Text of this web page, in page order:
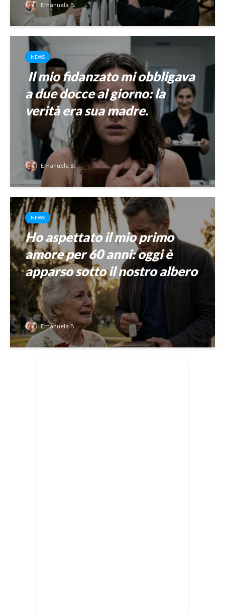
Emanuela B.
NEWS
Il mio fidanzato mi obbligava
a due docce al giorno: la
verità era sua madre.
Emanuela B.
NEWS
Ho aspettato il mio primo
amore per 60 anni: oggi è
apparso sotto il nostro albero
Emanuela B.